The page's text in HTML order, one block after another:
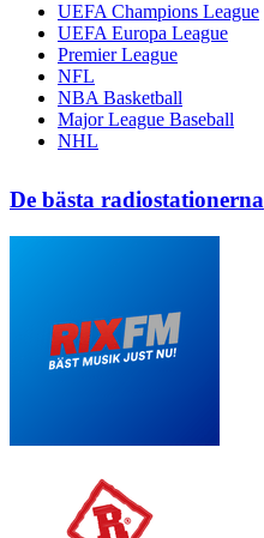
UEFA Champions League
UEFA Europa League
Premier League
NFL
NBA Basketball
Major League Baseball
NHL
De bästa radiostationerna